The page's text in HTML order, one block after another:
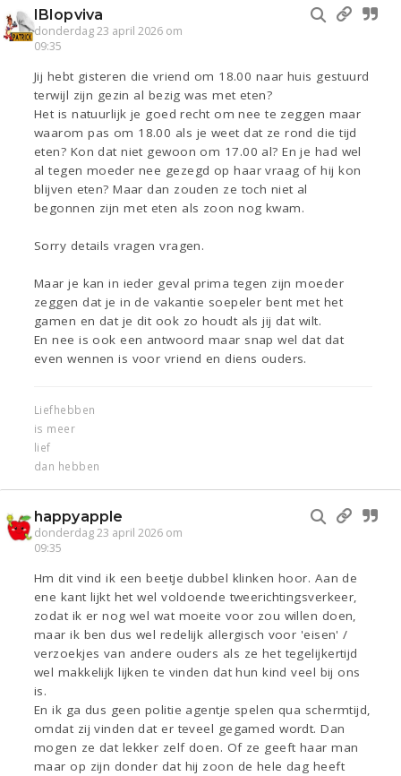
IBIopviva
donderdag 23 april 2026 om
09:35
Jij hebt gisteren die vriend om 18.00 naar huis gestuurd
terwijl zijn gezin al bezig was met eten?
Het is natuurlijk je goed recht om nee te zeggen maar
waarom pas om 18.00 als je weet dat ze rond die tijd
eten? Kon dat niet gewoon om 17.00 al? En je had wel
al tegen moeder nee gezegd op haar vraag of hij kon
blijven eten? Maar dan zouden ze toch niet al
begonnen zijn met eten als zoon nog kwam.
Sorry details vragen vragen.
Maar je kan in ieder geval prima tegen zijn moeder
zeggen dat je in de vakantie soepeler bent met het
gamen en dat je dit ook zo houdt als jij dat wilt.
En nee is ook een antwoord maar snap wel dat dat
even wennen is voor vriend en diens ouders.
Liefhebben
is meer
lief
dan hebben
happyapple
donderdag 23 april 2026 om
09:35
Hm dit vind ik een beetje dubbel klinken hoor. Aan de
ene kant lijkt het wel voldoende tweerichtingsverkeer,
zodat ik er nog wel wat moeite voor zou willen doen,
maar ik ben dus wel redelijk allergisch voor 'eisen' /
verzoekjes van andere ouders als ze het tegelijkertijd
wel makkelijk lijken te vinden dat hun kind veel bij ons
is.
En ik ga dus geen politie agentje spelen qua schermtijd,
omdat zij vinden dat er teveel gegamed wordt. Dan
mogen ze dat lekker zelf doen. Of ze geeft haar man
maar op zijn donder dat hij zoon de hele dag heeft